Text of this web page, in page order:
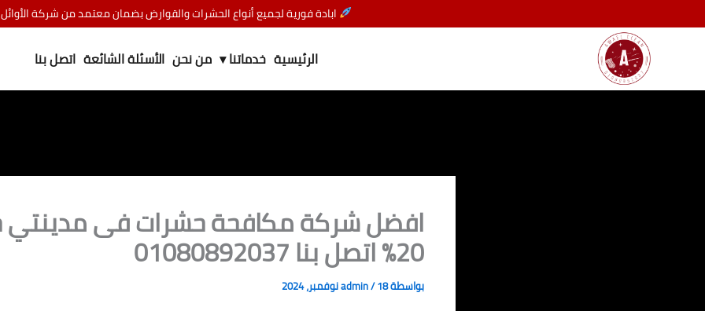
إلى
ابادة فورية لجميع أنواع الحشرات والقوارض بضمان معتمد من شركة الأوائل
الرئيسية خدماتنا ▾ من نحن الأسئلة الشائعة اتصل بنا
افضل شركة مكافحة حشرات فى
20% اتصل بنا 01080892037
بواسطة admin/18 نوفمبر، 2024